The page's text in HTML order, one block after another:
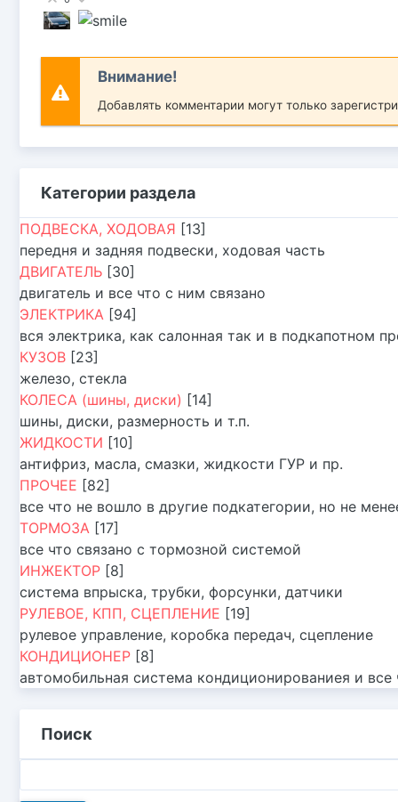
Внимание!
Добавлять комментарии могут только
Категории раздела
ПОДВЕСКА, ХОДОВАЯ [13]
передня и задняя подвески, ходовая часть
ДВИГАТЕЛЬ [30]
двигатель и все что с ним связано
ЭЛЕКТРИКА [94]
вся электрика, как салонная так и в подкапотном
КУЗОВ [23]
железо, стекла
КОЛЕСА (шины, диски) [14]
шины, диски, размерность и т.п.
ЖИДКОСТИ [10]
антифриз, масла, смазки, жидкости ГУР и пр.
ПРОЧЕЕ [82]
все что не вошло в другие подкатегории, но не
ТОРМОЗА [17]
все что связано с тормозной системой
ИНЖЕКТОР [8]
система впрыска, трубки, форсунки, датчики
РУЛЕВОЕ, КПП, СЦЕПЛЕНИЕ [19]
рулевое управление, коробка передач, сцепление
КОНДИЦИОНЕР [8]
автомобильная система кондиционированиея и все
Поиск